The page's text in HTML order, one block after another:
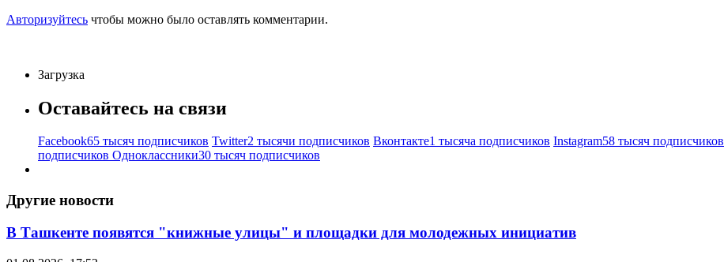
Авторизуйтесь чтобы можно было оставлять комментарии.
Загрузка
Оставайтесь на связи
Facebook65 тысяч подписчиков Twitter2 тысячи подписчиков Вконтакте1 тысяча подписчиков Instagram58 тысяч подписчиков
подписчиков Одноклассники30 тысяч подписчиков
Другие новости
В Ташкенте появятся "книжные улицы" и площадки для молодежных инициатив